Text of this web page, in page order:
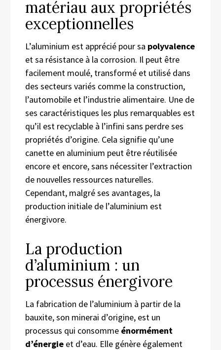
matériau aux propriétés
exceptionnelles
L’aluminium est apprécié pour sa polyvalence
et sa résistance à la corrosion. Il peut être
facilement moulé, transformé et utilisé dans
des secteurs variés comme la construction,
l’automobile et l’industrie alimentaire. Une de
ses caractéristiques les plus remarquables est
qu’il est recyclable à l’infini sans perdre ses
propriétés d’origine. Cela signifie qu’une
canette en aluminium peut être réutilisée
encore et encore, sans nécessiter l’extraction
de nouvelles ressources naturelles.
Cependant, malgré ses avantages, la
production initiale de l’aluminium est
énergivore.
La production
d’aluminium : un
processus énergivore
La fabrication de l’aluminium à partir de la
bauxite, son minerai d’origine, est un
processus qui consomme énormément
d’énergie et d’eau. Elle génère également